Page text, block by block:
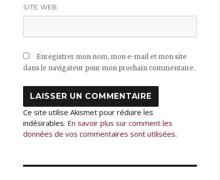
SITE WEB
Enregistrer mon nom, mon e-mail et mon site
dans le navigateur pour mon prochain commentaire.
Ce site utilise Akismet pour réduire les
indésirables. En savoir plus sur comment les
données de vos commentaires sont utilisées.